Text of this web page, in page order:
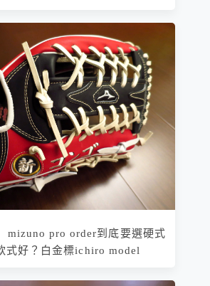
mizuno pro order到底要選硬式
式好？白金標ichiro model